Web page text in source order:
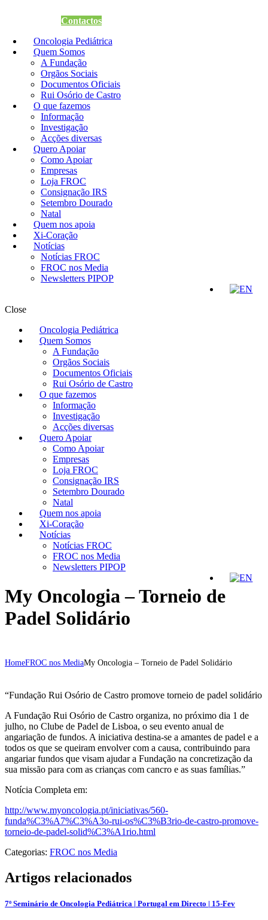
Contactos
Oncologia Pediátrica
Quem Somos
A Fundação
Orgãos Sociais
Documentos Oficiais
Rui Osório de Castro
O que fazemos
Informação
Investigação
Acções diversas
Quero Apoiar
Como Apoiar
Empresas
Loja FROC
Consignação IRS
Setembro Dourado
Natal
Quem nos apoia
Xi-Coração
Notícias
Notícias FROC
FROC nos Media
Newsletters PIPOP
Close
Oncologia Pediátrica
Quem Somos
A Fundação
Orgãos Sociais
Documentos Oficiais
Rui Osório de Castro
O que fazemos
Informação
Investigação
Acções diversas
Quero Apoiar
Como Apoiar
Empresas
Loja FROC
Consignação IRS
Setembro Dourado
Natal
Quem nos apoia
Xi-Coração
Notícias
Notícias FROC
FROC nos Media
Newsletters PIPOP
My Oncologia – Torneio de
Padel Solidário
HomeFROC nos MediaMy Oncologia – Torneio de Padel Solidário
“Fundação Rui Osório de Castro promove torneio de padel solidário
A Fundação Rui Osório de Castro organiza, no próximo dia 1 de
julho, no Clube de Padel de Lisboa, o seu evento anual de
angariação de fundos. A iniciativa destina-se a amantes de padel e a
todos os que se queiram envolver com a causa, contribuindo para
angariar fundos que visam ajudar a Fundação na concretização da
sua missão para com as crianças com cancro e as suas famílias.”
Notícia Completa em:
http://www.myoncologia.pt/iniciativas/560-
funda%C3%A7%C3%A3o-rui-os%C3%B3rio-de-castro-promove-
torneio-de-padel-solid%C3%A1rio.html
Categorias: FROC nos Media
Artigos relacionados
7º Seminário de Oncologia Pediátrica | Portugal em Directo | 15-Fev